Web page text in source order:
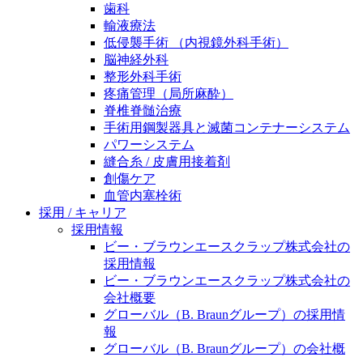
製品ポートフォリオ​
こちらの製品ポートフォリオからも、製品をお探しい
ただくことができます。
販売代理店さま向け情報​
お問合せ先、価格情報、E-Shopのご案内など販売店さ
ま向けの情報スペースです。
水頭症について
「水頭症」とはどのような疾患なのでしょう。成人に
多い水頭症と、小児に多い水頭症の特徴と症状、検査
や治療法など「水頭症」の概要を知っていただくこと
ができます。
エースクラップアカデミー
医療に携わるあらゆる方々に、学びと情報共有の場を
提供していくことを目指します。
歯科
輸液療法
低侵襲手術 （内視鏡外科手術）
脳神経外科
整形外科手術
疼痛管理（局所麻酔）
脊椎脊髄治療
手術用鋼製器具と滅菌コンテナーシステム
パワーシステム
縫合糸 / 皮膚用接着剤
創傷ケア
血管内塞栓術
採用 / キャリア
採用情報
ビー・ブラウンエースクラップ株式会社の
採用情報
ビー・ブラウンエースクラップ株式会社の
会社概要
グローバル（B. Braunグループ）の採用情
報
グローバル（B. Braunグループ）の会社概